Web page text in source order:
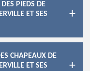
PIEDS DE
ET SES
CHAPEAUX DE
ET SES